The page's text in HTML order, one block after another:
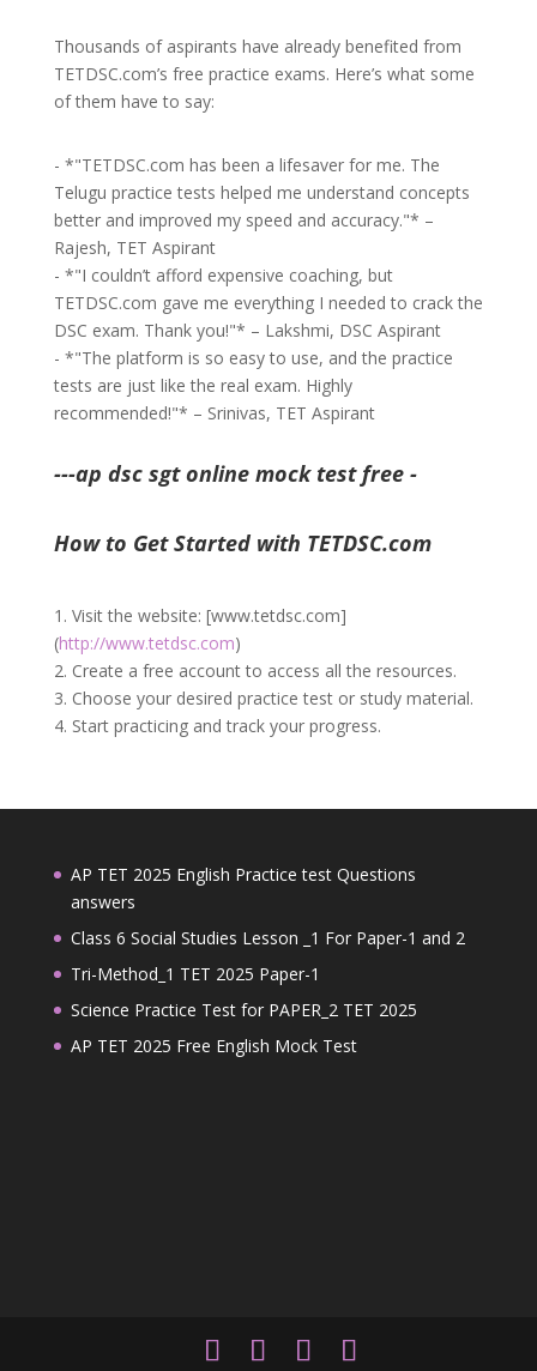
Thousands of aspirants have already benefited from
TETDSC.com’s free practice exams. Here’s what some
of them have to say:
- *"TETDSC.com has been a lifesaver for me. The
Telugu practice tests helped me understand concepts
better and improved my speed and accuracy."* –
Rajesh, TET Aspirant
- *"I couldn’t afford expensive coaching, but
TETDSC.com gave me everything I needed to crack the
DSC exam. Thank you!"* – Lakshmi, DSC Aspirant
- *"The platform is so easy to use, and the practice
tests are just like the real exam. Highly
recommended!"* – Srinivas, TET Aspirant
---ap dsc sgt online mock test free -
How to Get Started with TETDSC.com
1. Visit the website: [www.tetdsc.com]
(http://www.tetdsc.com)
2. Create a free account to access all the resources.
3. Choose your desired practice test or study material.
4. Start practicing and track your progress.
AP TET 2025 English Practice test Questions
answers
Class 6 Social Studies Lesson _1 For Paper-1 and 2
Tri-Method_1 TET 2025 Paper-1
Science Practice Test for PAPER_2 TET 2025
AP TET 2025 Free English Mock Test